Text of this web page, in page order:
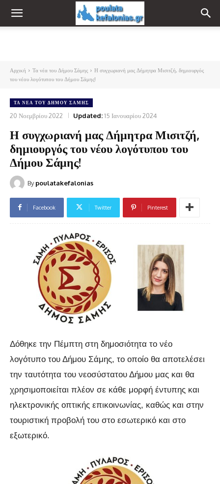
Αρχική Τα νέα του Δήμου Σάμης
Η συγχωριανή μας Δήμητρα Μισιτζή, δημιουργός
του νέου λογότυπου του Δήμου Σάμης!
ΤΑ ΝΈΑ ΤΟΥ ΔΉΜΟΥ ΣΆΜΗΣ
20 Νοεμβρίου 2022 Updated:15 Ιανουαρίου 2024
Η συγχωριανή μας Δήμητρα Μισιτζή,
δημιουργός του νέου λογότυπου του
Δήμου Σάμης!
By poulatakefalonias
Facebook Twitter Pinterest
Δόθηκε την Πέμπτη στη δημοσιότητα το νέο
λογότυπο του Δήμου Σάμης, το οποίο θα αποτελέσει
την ταυτότητα του νεοσύστατου Δήμου μας και θα
χρησιμοποιείται πλέον σε κάθε μορφή έντυπης και
ηλεκτρονικής οπτικής επικοινωνίας, καθώς και στην
τουριστική προβολή του στο εσωτερικό και στο
εξωτερικό.